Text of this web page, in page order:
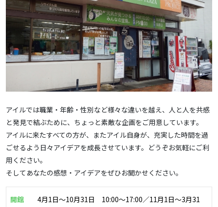
アイルでは職業・年齢・性別など様々な違いを越え、人と人を共感
と発見で結ぶために、ちょっと素敵な企画をご用意しています。
アイルに来たすべての方が、またアイル自身が、充実した時間を過
ごせるよう日々アイデアを成長させています。どうぞお気軽にご利
用ください。
そしてあなたの感想・アイデアをぜひお聞かせください。
開館
4月1日～10月31日 10:00～17:00／11月1日～3月31